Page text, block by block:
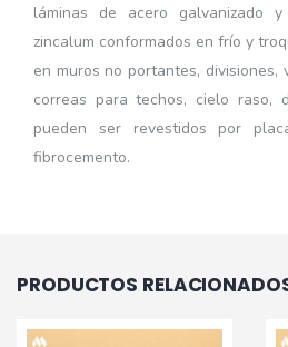
láminas de acero galvanizado
zincalum conformados en frío y
en muros no portantes, divisiones,
correas para techos, cielo raso,
pueden ser revestidos por
fibrocemento.
PRODUCTOS